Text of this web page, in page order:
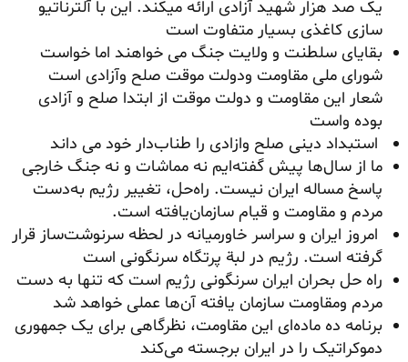
یک صد هزار شهید آزادی ارائه میکند. این با آلترناتیو
سازی کاغذی بسیار متفاوت است
بقایای سلطنت و ولایت جنگ می خواهند اما خواست
شورای ملی مقاومت ودولت موقت صلح وآزادی است
شعار این مقاومت و دولت موقت از ابتدا صلح و آزادی
بوده واست
استبداد دینی صلح وازادی را طناب‌دار خود می داند
ما از سال‌ها پیش گفته‌ایم نه مماشات و نه جنگ خارجی
پاسخ مساله ایران نیست. راه‌حل، تغییر رژیم به‌دست
مردم و مقاومت و قیام سازمان‌یافته است.
امروز ایران و سراسر خاورمیانه در لحظه سرنوشت‌ساز قرار
گرفته است. رژیم در لبة پرتگاه سرنگونی است
راه حل بحران ایران سرنگونی رژیم است که تنها به دست
مردم ومقاومت سازمان یافته آن‌ها عملی خواهد شد
برنامه ده ماده‌ای این مقاومت، نظرگاهی برای یک جمهوری
دموکراتیک را در ایران برجسته می‌کند